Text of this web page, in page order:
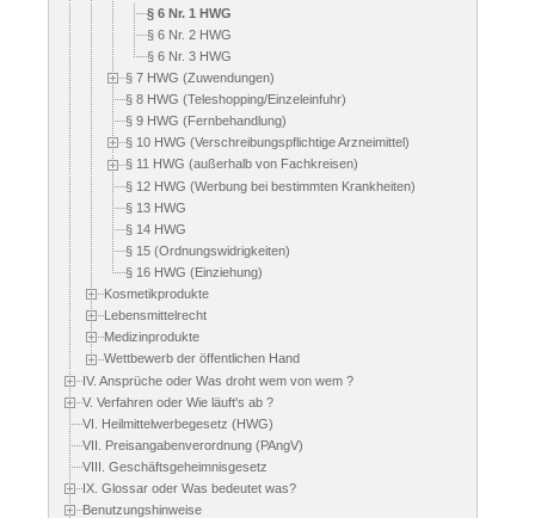
§ 6 Nr. 1 HWG
§ 6 Nr. 2 HWG
§ 6 Nr. 3 HWG
§ 7 HWG (Zuwendungen)
§ 8 HWG (Teleshopping/Einzeleinfuhr)
§ 9 HWG (Fernbehandlung)
§ 10 HWG (Verschreibungspflichtige Arzneimittel)
§ 11 HWG (außerhalb von Fachkreisen)
§ 12 HWG (Werbung bei bestimmten Krankheiten)
§ 13 HWG
§ 14 HWG
§ 15 (Ordnungswidrigkeiten)
§ 16 HWG (Einziehung)
Kosmetikprodukte
Lebensmittelrecht
Medizinprodukte
Wettbewerb der öffentlichen Hand
IV. Ansprüche oder Was droht wem von wem ?
V. Verfahren oder Wie läuft's ab ?
VI. Heilmittelwerbegesetz (HWG)
VII. Preisangabenverordnung (PAngV)
VIII. Geschäftsgeheimnisgesetz
IX. Glossar oder Was bedeutet was?
Benutzungshinweise